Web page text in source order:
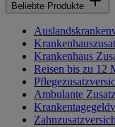
Beliebte Produkte
Krankenhaus
Reisen bis zu 12
Ambulante